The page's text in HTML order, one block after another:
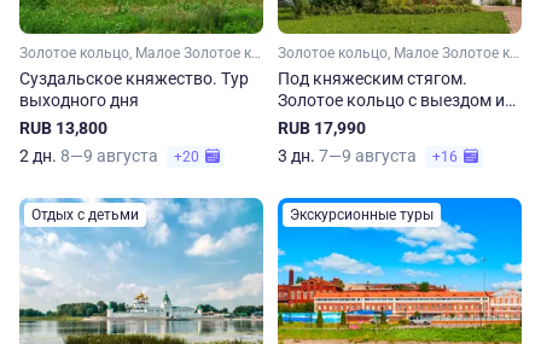
Золотое кольцо, Малое Золотое кольцо, Владимирская область
Суздальское княжество. Тур
выходного дня
RUB 13,800
2 дн. 8—9 августа +20
Золотое кольцо, Малое Золотое кольцо, Московская область, Владимирская область, Ярославская область
Под княжеским стягом.
Золотое кольцо с выездом из
Москвы по пятницам
RUB 17,990
3 дн. 7—9 августа +16
Отдых с детьми Экскурсионные туры